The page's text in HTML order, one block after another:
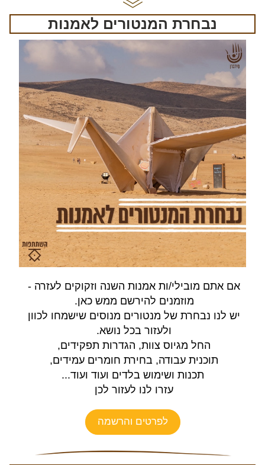
נבחרת המנטורים לאמנות
אם אתם מובילי/ות אמנות השנה וזקוקים לעזרה -
מוזמנים להירשם ממש כאן.
ולעזור בכל נושא.
החל מגיוס צוות, הגדרות תפקידים,
תוכנית עבודה, בחירת חומרים עמידים,
תכנות ושימוש בלדים ועוד ועוד...
עזרו לנו לעזור לכן
לפרטים והרשמה